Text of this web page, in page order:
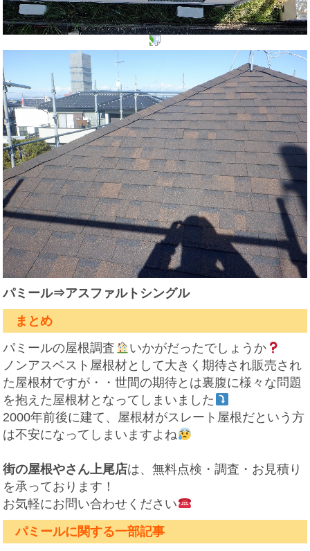
パミール⇒アスファルトシングル
まとめ
パミールの屋根調査
いかがだったでしょうか
ノンアスベスト屋根材として大きく期待され販売され
た屋根材ですが・・世間の期待とは裏腹に様々な問題
を抱えた屋根材となってしまいました
2000年前後に建て、屋根材がスレート屋根だという方
は不安になってしまいますよね
街の屋根やさん上尾店は、無料点検・調査・お見積り
を承っております！
お気軽にお問い合わせください
パミールに関する一部記事